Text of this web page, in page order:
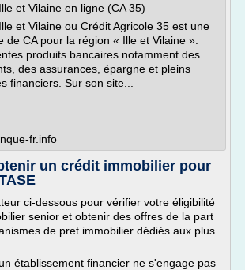
et Vilaine en ligne (CA 35)
et Vilaine ou Crédit Agricole 35 est une
de CA pour la région « Ille et Vilaine ».
produits bancaires notamment des
des assurances, épargne et pleins
financiers. Sur son site...
fr.info
un crédit immobilier pour
ci-dessous pour vérifier votre éligibilité
senior et obtenir des offres de la part
de pret immobilier dédiés aux plus
établissement financier ne s'engage pas